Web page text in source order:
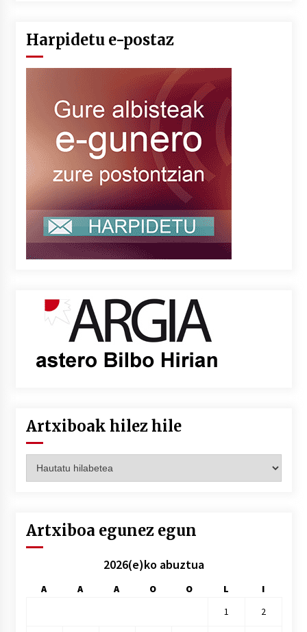
Harpidetu e-postaz
Artxiboak hilez hile
hilez
Artxiboa egunez egun
2026(e)ko abuztua
A A A O O L
I
1
2